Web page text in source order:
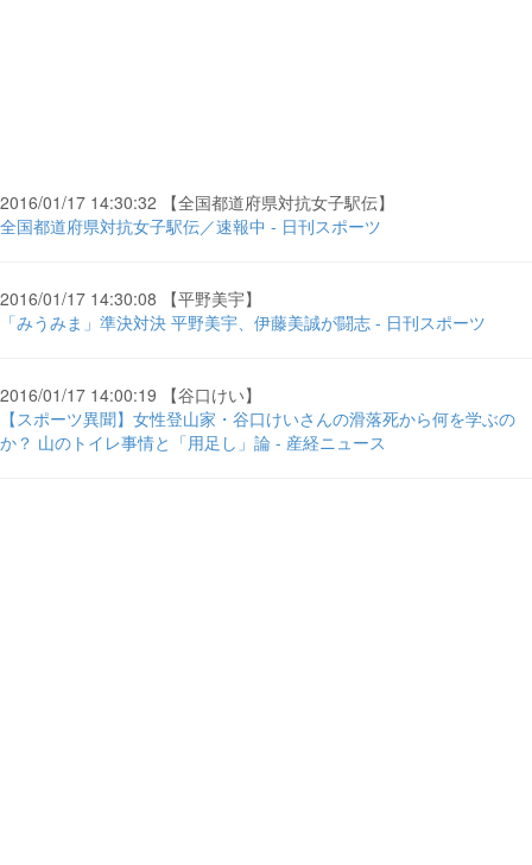
2016/01/17 14:30:32 【全国都道府県対抗女子駅伝】
全国都道府県対抗女子駅伝／速報中 - 日刊スポーツ
2016/01/17 14:30:08 【平野美宇】
「みうみま」準決対決 平野美宇、伊藤美誠が闘志 - 日刊スポーツ
2016/01/17 14:00:19 【谷口けい】
【スポーツ異聞】女性登山家・谷口けいさんの滑落死から何を学ぶの
か？ 山のトイレ事情と「用足し」論 - 産経ニュース